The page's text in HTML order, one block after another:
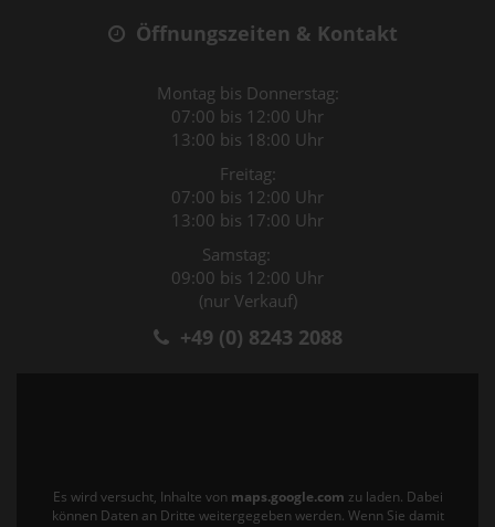
Öffnungszeiten & Kontakt
Montag bis Donnerstag:
07:00 bis 12:00 Uhr
13:00 bis 18:00 Uhr
Freitag:
07:00 bis 12:00 Uhr
13:00 bis 17:00 Uhr
Samstag:
09:00 bis 12:00 Uhr
(nur Verkauf)
+49 (0) 8243 2088
Es wird versucht, Inhalte von maps.google.com zu laden. Dabei
können Daten an Dritte weitergegeben werden. Wenn Sie damit